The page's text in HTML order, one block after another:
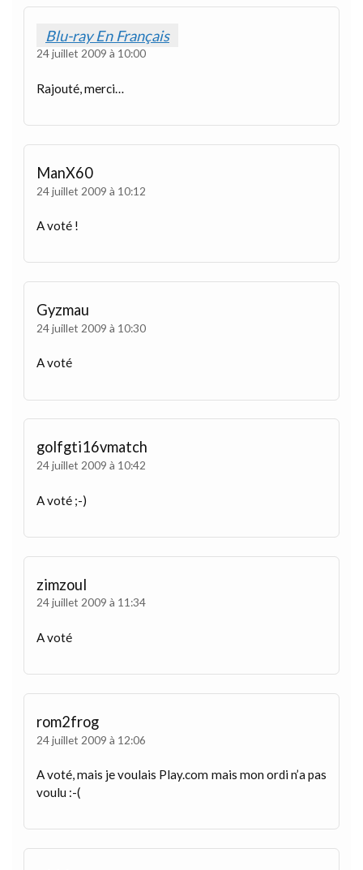
Blu-ray En Français
24 juillet 2009 à 10:00
Rajouté, merci…
ManX60
24 juillet 2009 à 10:12
A voté !
Gyzmau
24 juillet 2009 à 10:30
A voté
golfgti16vmatch
24 juillet 2009 à 10:42
A voté ;-)
zimzoul
24 juillet 2009 à 11:34
A voté
rom2frog
24 juillet 2009 à 12:06
A voté, mais je voulais Play.com mais mon ordi n’a pas
voulu :-(